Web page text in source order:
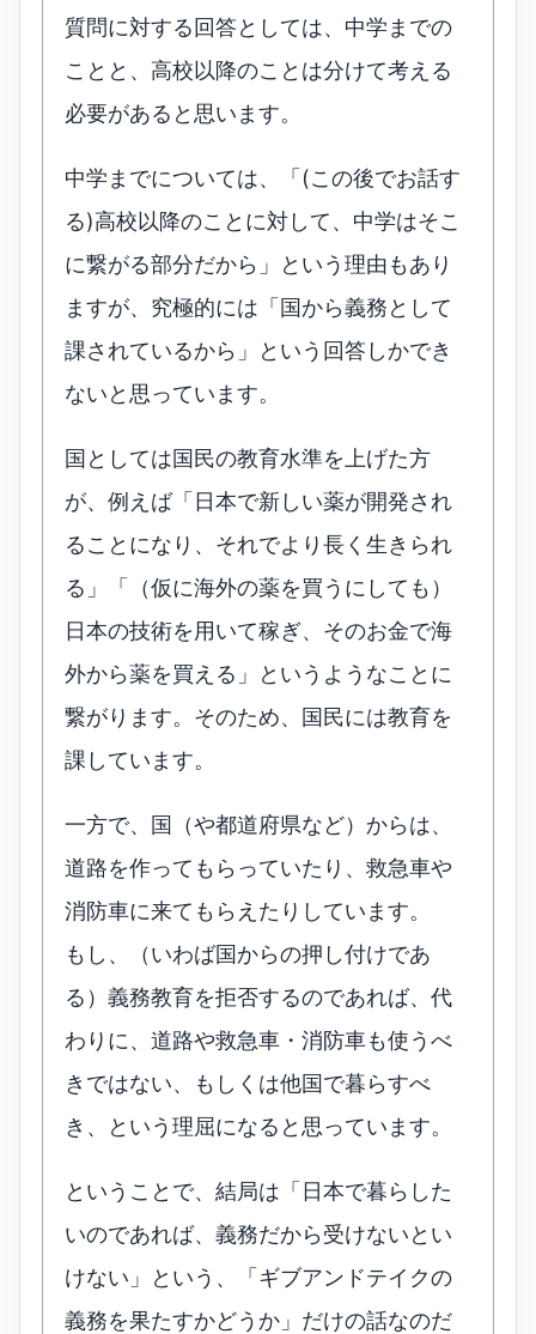
質問に対する回答としては、中学までの
ことと、高校以降のことは分けて考える
必要があると思います。
中学までについては、「(この後でお話す
る)高校以降のことに対して、中学はそこ
に繋がる部分だから」という理由もあり
ますが、究極的には「国から義務として
課されているから」という回答しかでき
ないと思っています。
国としては国民の教育水準を上げた方
が、例えば「日本で新しい薬が開発され
ることになり、それでより長く生きられ
る」「（仮に海外の薬を買うにしても）
日本の技術を用いて稼ぎ、そのお金で海
外から薬を買える」というようなことに
繋がります。そのため、国民には教育を
課しています。
一方で、国（や都道府県など）からは、
道路を作ってもらっていたり、救急車や
消防車に来てもらえたりしています。
もし、（いわば国からの押し付けであ
る）義務教育を拒否するのであれば、代
わりに、道路や救急車・消防車も使うべ
きではない、もしくは他国で暮らすべ
き、という理屈になると思っています。
ということで、結局は「日本で暮らした
いのであれば、義務だから受けないとい
けない」という、「ギブアンドテイクの
義務を果たすかどうか」だけの話なのだ